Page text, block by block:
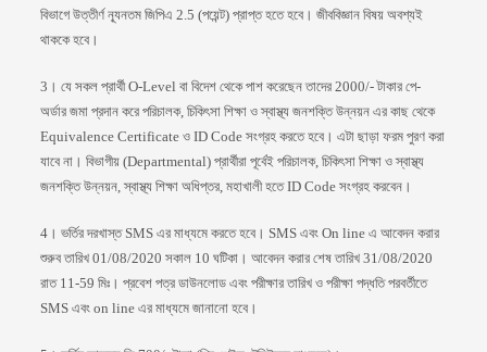
বিভাগে উত্তীর্ণ ন্যূনতম জিপিএ 2.5 (পয়েন্ট) প্রাপ্ত হতে হবে। জীববিজ্ঞান বিষয় অবশ্যই
থাককে হবে।
3। যে সকল প্রার্থী O-Level বা বিদেশ থেকে পাশ করেছেন তাদের 2000/- টাকার পে-
অর্ডার জমা প্রদান করে পরিচালক, চিকিৎসা শিক্ষা ও স্বাস্থ্য জনশক্তি উন্নয়ন এর কাছ থেকে
Equivalence Certificate ও ID Code সংগ্রহ করতে হবে। এটা ছাড়া ফরম পুরণ করা
যাবে না। বিভাগীয় (Departmental) প্রার্থীরা পূর্বেই পরিচালক, চিকিৎসা শিক্ষা ও স্বাস্থ্য
জনশক্তি উন্নয়ন, স্বাস্থ্য শিক্ষা অধিপ্তর, মহাখালী হতে ID Code সংগ্রহ করবেন।
4। ভর্তির দরখাস্ত SMS এর মাধ্যমে করতে হবে। SMS এবং On line এ আবেদন করার
শুরুব তারিখ 01/08/2020 সকাল 10 ঘটিকা। আবেদন করার শেষ তারিখ 31/08/2020
রাত 11-59 মিঃ। প্রবেশ পত্র ডাউনলোড এবং পরীক্ষার তারিখ ও পরীক্ষা পদ্ধতি পরবর্তীতে
SMS এবং on line এর মাধ্যমে জানানো হবে।